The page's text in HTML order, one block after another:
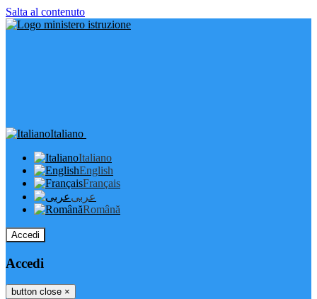
Salta al contenuto
Italiano
Italiano
English
Français
عربى
Română
Accedi
Accedi
button close ×